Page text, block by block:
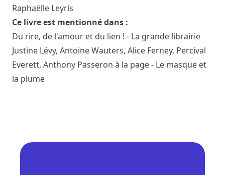
Raphaëlle Leyris
Ce livre est mentionné dans :
Du rire, de l'amour et du lien ! - La grande librairie
Justine Lévy, Antoine Wauters, Alice Ferney, Percival
Everett, Anthony Passeron à la page - Le masque et
la plume